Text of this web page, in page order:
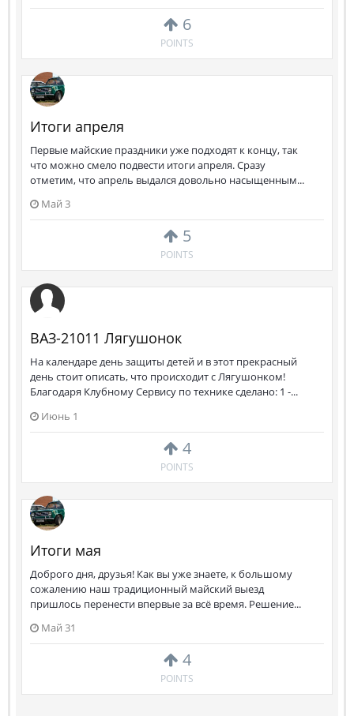
6
POINTS
5
POINTS
Итоги апреля
Первые майские праздники уже подходят к концу, так
что можно смело подвести итоги апреля. Сразу
отметим, что апрель выдался довольно насыщенным...
Май 3
4
POINTS
ВАЗ-21011 Лягушонок
На календаре день защиты детей и в этот прекрасный
день стоит описать, что происходит с Лягушонком!
Благодаря Клубному Сервису по технике сделано: 1 -...
Июнь 1
4
POINTS
Итоги мая
Доброго дня, друзья! Как вы уже знаете, к большому
сожалению наш традиционный майский выезд
пришлось перенести впервые за всё время. Решение...
Май 31